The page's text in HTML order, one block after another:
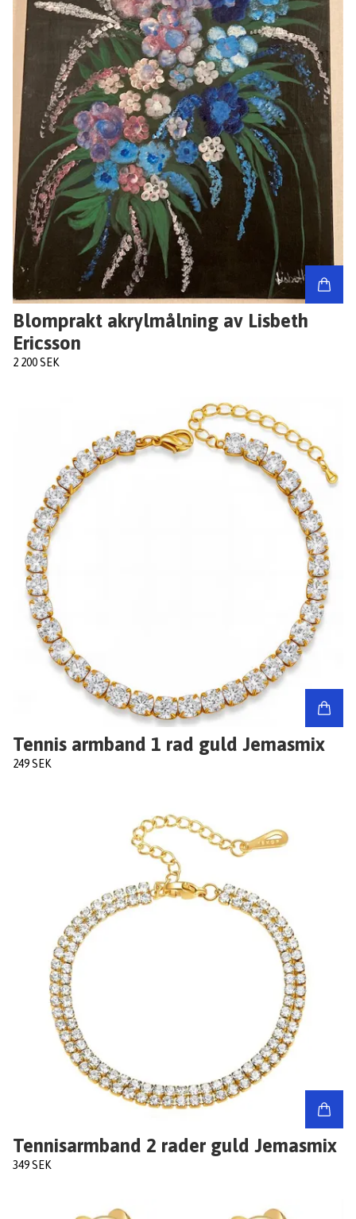
Blomprakt akrylmålning av Lisbeth
Ericsson
2 200 SEK
Tennis armband 1 rad guld Jemasmix
249 SEK
Tennisarmband 2 rader guld Jemasmix
349 SEK